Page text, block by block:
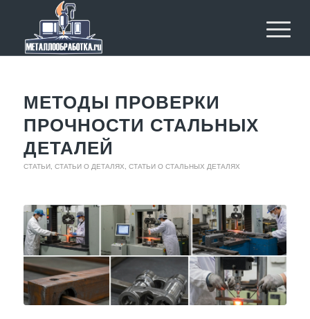
МЕТОДЫ ПРОВЕРКИ
ПРОЧНОСТИ СТАЛЬНЫХ
ДЕТАЛЕЙ
СТАТЬИ, СТАТЬИ О ДЕТАЛЯХ СТАТЬИ О СТАЛЬНЫХ ДЕТАЛЯХ